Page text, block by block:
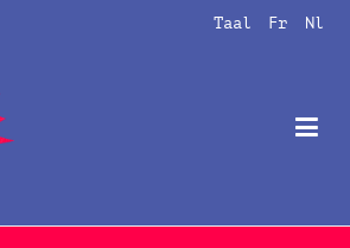
Taal Fr Nl